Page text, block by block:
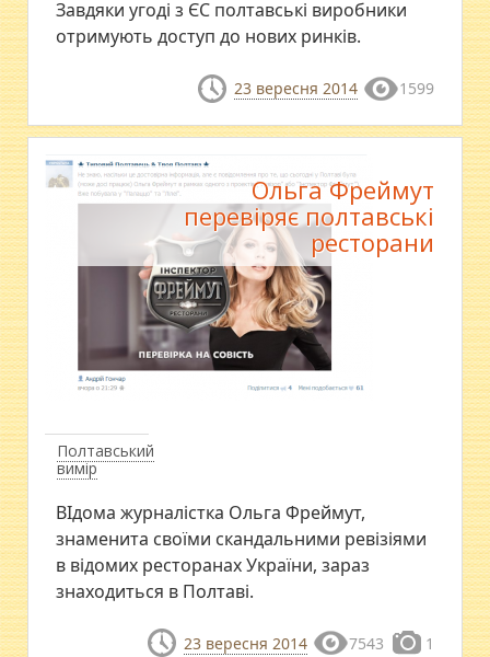
​Завдяки угоді з ЄС полтавські виробники
отримують доступ до нових ринків.
23 вересня 2014 1599
Полтавський
вимір
Ольга Фреймут
перевіряє полтавські
ресторани
ВІдома журналістка Ольга Фреймут,
знаменита своїми скандальними ревізіями
в відомих ресторанах України, зараз
знаходиться в Полтаві.
23 вересня 2014 7543 1